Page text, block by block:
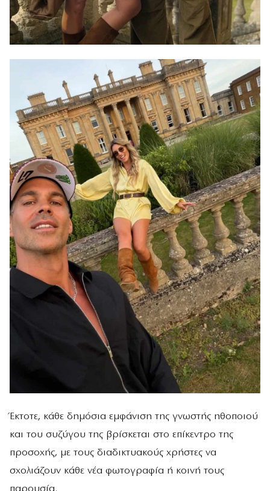
Έκτοτε, κάθε δημόσια εμφάνιση της γνωστής ηθοποιού
και του συζύγου της βρίσκεται στο επίκεντρο της
προσοχής, με τους διαδικτυακούς χρήστες να
σχολιάζουν κάθε νέα φωτογραφία ή κοινή τους